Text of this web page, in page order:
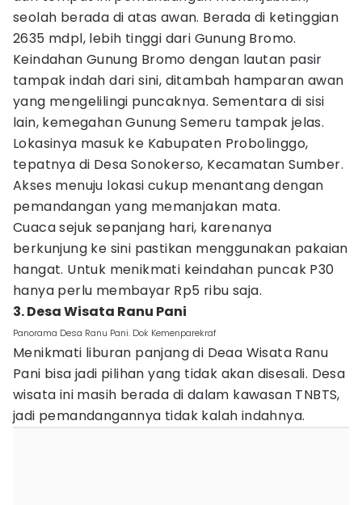
seolah berada di atas awan. Berada di ketinggian
2635 mdpl, lebih tinggi dari Gunung Bromo.
Keindahan Gunung Bromo dengan lautan pasir
tampak indah dari sini, ditambah hamparan awan
yang mengelilingi puncaknya. Sementara di sisi
lain, kemegahan Gunung Semeru tampak jelas.
Lokasinya masuk ke Kabupaten Probolinggo,
tepatnya di Desa Sonokerso, Kecamatan Sumber.
Akses menuju lokasi cukup menantang dengan
pemandangan yang memanjakan mata.
Cuaca sejuk sepanjang hari, karenanya
berkunjung ke sini pastikan menggunakan pakaian
hangat. Untuk menikmati keindahan puncak P30
hanya perlu membayar Rp5 ribu saja.
3. Desa Wisata Ranu Pani
Panorama Desa Ranu Pani. Dok Kemenparekraf
Menikmati liburan panjang di Deaa Wisata Ranu
Pani bisa jadi pilihan yang tidak akan disesali. Desa
wisata ini masih berada di dalam kawasan TNBTS,
jadi pemandangannya tidak kalah indahnya.